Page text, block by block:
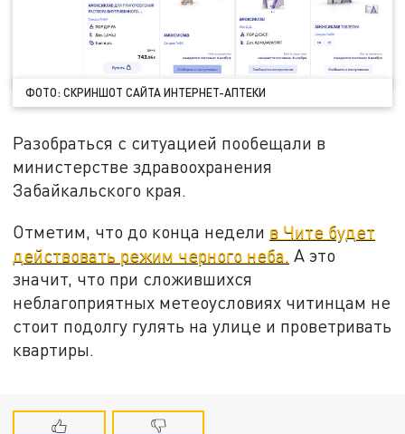
ФОТО: СКРИНШОТ САЙТА ИНТЕРНЕТ-АПТЕКИ
Разобраться с ситуацией пообещали в
министерстве здравоохранения
Забайкальского края.
Отметим, что до конца недели в Чите будет
действовать режим черного неба. А это
значит, что при сложившихся
неблагоприятных метеоусловиях читинцам не
стоит подолгу гулять на улице и проветривать
квартиры.